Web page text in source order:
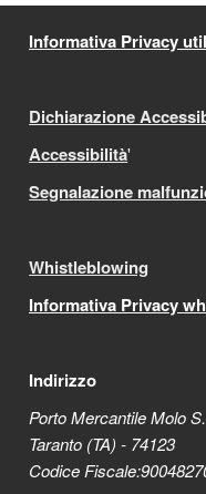
Informativa Privacy
Dichiarazione
Accessibilità'
Segnalazione
Whistleblowing
Informativa Privacy
Indirizzo
Porto Mercantile Molo
Taranto (TA) - 74123
Codice